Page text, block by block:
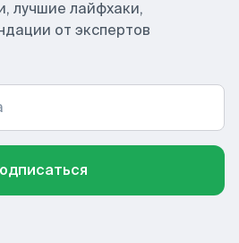
лучшие лайфхаки,
от экспертов